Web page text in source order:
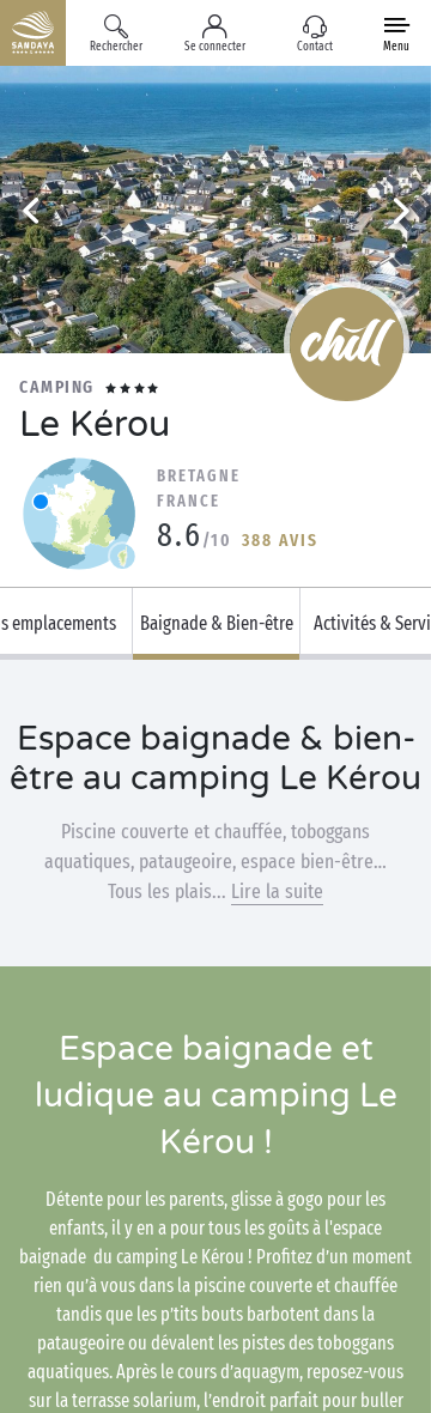
Rechercher Se connecter Contact Menu
CAMPING
Le Kérou
BRETAGNE
FRANCE
8.6 /10 388 AVIS
emplacements Baignade & Bien-être Activités &
Espace baignade & bien-
être au camping Le Kérou
Piscine couverte et chauffée, toboggans
aquatiques, pataugeoire, espace bien-être…
Tous les plais... Lire la suite
Espace baignade et
ludique au camping Le
Kérou !
Détente pour les parents, glisse à gogo pour les
enfants, il y en a pour tous les goûts à l'espace
baignade du camping Le Kérou ! Profitez d’un moment
rien qu’à vous dans la piscine couverte et chauffée
tandis que les p’tits bouts barbotent dans la
pataugeoire ou dévalent les pistes des toboggans
aquatiques. Après le cours d’aquagym, reposez-vous
sur la terrasse solarium, l’endroit parfait pour buller